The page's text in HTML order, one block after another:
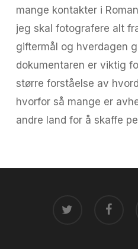
mange kontakter i
jeg skal fotografere alt
giftermål og hverdagen
dokumentaren er viktig
større forståelse av
hvorfor så mange er
andre land for å skaffe
FACEBOOK